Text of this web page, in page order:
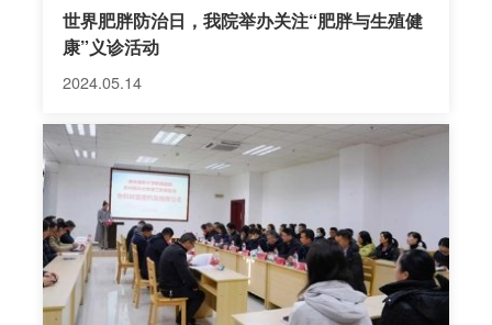
世界肥胖防治日，我院举办关注“肥胖与生殖健
康”义诊活动
2024.05.14